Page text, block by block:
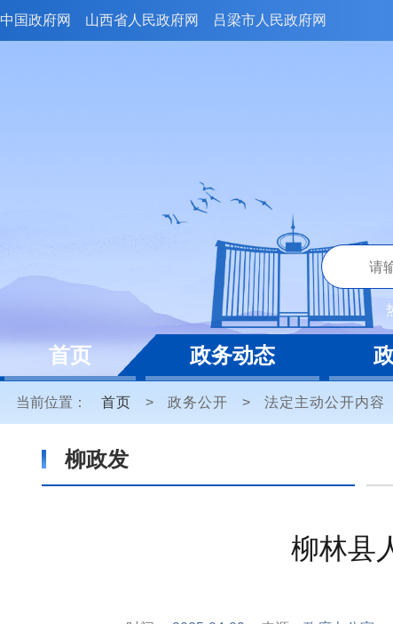
中国政府网 山西省人民政府网 吕梁市人民政府网
首页 政务动态
当前位置： 首页 > 政务公开 > 法定主动公开内容
柳政发
柳林县